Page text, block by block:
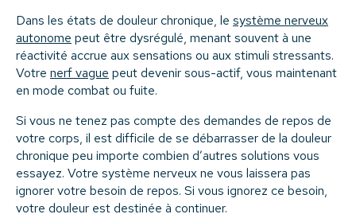
Dans les états de douleur chronique, le système nerveux
autonome peut être dysrégulé, menant souvent à une
réactivité accrue aux sensations ou aux stimuli stressants.
Votre nerf vague peut devenir sous-actif, vous maintenant
en mode combat ou fuite.
Si vous ne tenez pas compte des demandes de repos de
votre corps, il est difficile de se débarrasser de la douleur
chronique peu importe combien d’autres solutions vous
essayez. Votre système nerveux ne vous laissera pas
ignorer votre besoin de repos. Si vous ignorez ce besoin,
votre douleur est destinée à continuer.